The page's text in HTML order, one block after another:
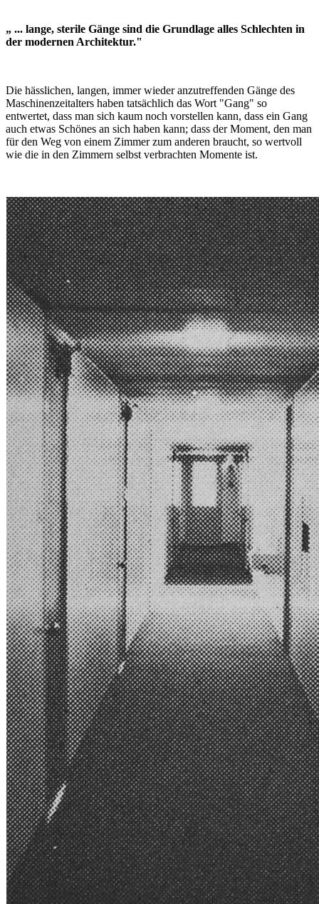
„ ... lange, sterile Gänge sind die Grundlage alles Schlechten in
der modernen Architektur."
Die hässlichen, langen, immer wieder anzutreffenden Gänge des
Maschinenzeitalters haben tatsächlich das Wort "Gang" so
entwertet, dass man sich kaum noch vorstellen kann, dass ein Gang
auch etwas Schönes an sich haben kann; dass der Moment, den man
für den Weg von einem Zimmer zum anderen braucht, so wertvoll
wie die in den Zimmern selbst verbrachten Momente ist.